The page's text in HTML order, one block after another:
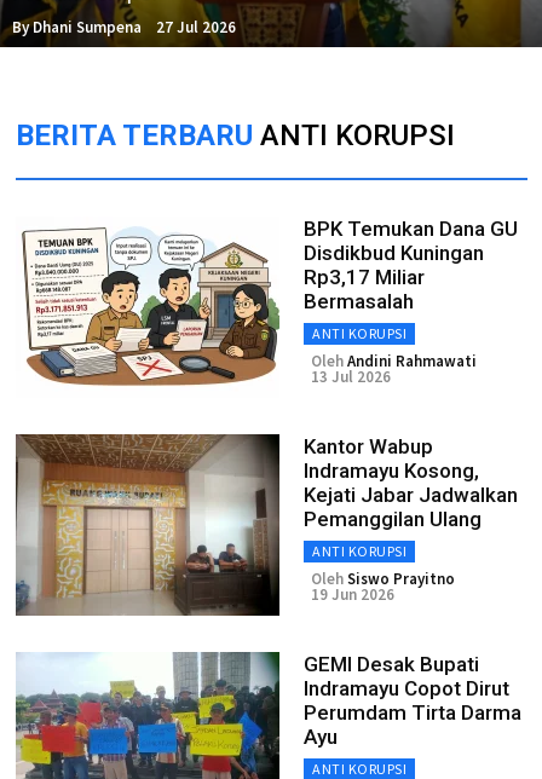
By Dhani Sumpena 27 Jul 2026
BERITA TERBARU ANTI KORUPSI
BPK Temukan Dana GU
Disdikbud Kuningan
Rp3,17 Miliar
Bermasalah
ANTI KORUPSI
OlehAndini Rahmawati
13 Jul 2026
Kantor Wabup
Indramayu Kosong,
Kejati Jabar Jadwalkan
Pemanggilan Ulang
ANTI KORUPSI
OlehSiswo Prayitno
19 Jun 2026
GEMI Desak Bupati
Indramayu Copot Dirut
Perumdam Tirta Darma
Ayu
ANTI KORUPSI